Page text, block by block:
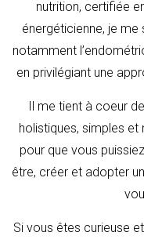
nutrition, certifiée
énergéticienne, je me
notamment
en privilégiant une
Il me tient à coeur
holistiques, simples et
pour que vous
être, créer et adopter
Si vous êtes curieuse